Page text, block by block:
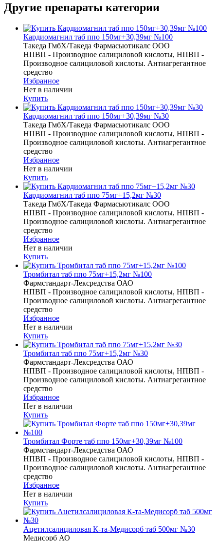
Другие препараты категории
Кардиомагнил таб ппо 150мг+30,39мг №100
Такеда ГмбХ/Такеда Фармасьютикалс ООО
НПВП - Производное салициловой кислоты, НПВП -
Производное салициловой кислоты. Антиагрегантное
средство
Избранное
Нет в наличии
Купить
Кардиомагнил таб ппо 150мг+30,39мг №30
Такеда ГмбХ/Такеда Фармасьютикалс ООО
НПВП - Производное салициловой кислоты, НПВП -
Производное салициловой кислоты. Антиагрегантное
средство
Избранное
Нет в наличии
Купить
Кардиомагнил таб ппо 75мг+15,2мг №30
Такеда ГмбХ/Такеда Фармасьютикалс ООО
НПВП - Производное салициловой кислоты, НПВП -
Производное салициловой кислоты. Антиагрегантное
средство
Избранное
Нет в наличии
Купить
Тромбитал таб ппо 75мг+15,2мг №100
Фармстандарт-Лексредства ОАО
НПВП - Производное салициловой кислоты, НПВП -
Производное салициловой кислоты. Антиагрегантное
средство
Избранное
Нет в наличии
Купить
Тромбитал таб ппо 75мг+15,2мг №30
Фармстандарт-Лексредства ОАО
НПВП - Производное салициловой кислоты, НПВП -
Производное салициловой кислоты. Антиагрегантное
средство
Избранное
Нет в наличии
Купить
Тромбитал Форте таб ппо 150мг+30,39мг №100
Фармстандарт-Лексредства ОАО
НПВП - Производное салициловой кислоты, НПВП -
Производное салициловой кислоты. Антиагрегантное
средство
Избранное
Нет в наличии
Купить
Ацетилсалициловая К-та-Медисорб таб 500мг №30
Медисорб АО